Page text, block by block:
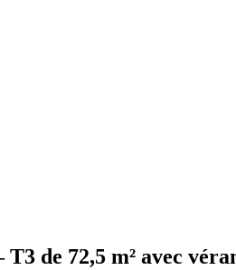
T3 de 72,5 m² avec